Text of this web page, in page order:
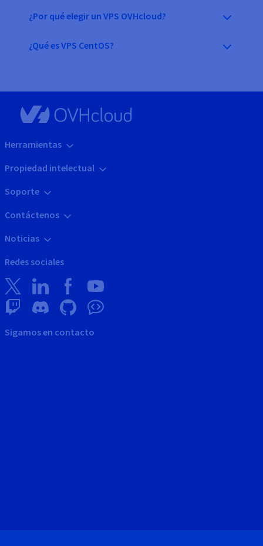
¿Por qué elegir un VPS OVHcloud?
¿Qué es VPS CentOS?
Herramientas
Propiedad intelectual
Soporte
Contáctenos
Noticias
Redes sociales
Sigamos en contacto